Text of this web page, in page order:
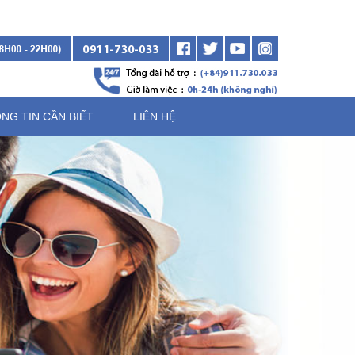
TIN CẦN BIẾT LIÊN HỆ